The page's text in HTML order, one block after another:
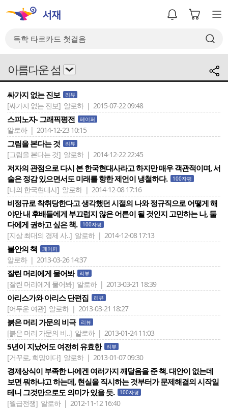
아름다운 섬
싸가지 없는 진보 리뷰
[싸가지 없는 진보] 알로하 | 2015-07-22 09:48
스피노자- 그래픽평전 페이퍼
알로하 | 2014-12-23 10:15
그림을 본다는 것 리뷰
[그림을 본다는 것] 알로하 | 2014-12-22 22:45
저자의 관점으로 다시 본 한국현대사라고 하지만 매우 객관적이며, 서
술은 정감 있으면서도 미래를 향한 제언이 냉철하다.
100자평
[나의 한국현대사] 알로하 | 2014-12-08 17:16
비정규로 착취당한다고 생각했던 시절의 나와 정규직으로 어떻게 해
야만 내 후배들에게 부끄럽지 않은 어른이 될 것인지 고민하는 나, 둘
다에게 권하고 싶은 책.
100자평
[지상 최대의 경제 사..] 알로하 | 2014-12-08 17:13
불안의 책 페이퍼
알로하 | 2013-03-26 14:37
잘린 머리에게 물어봐 리뷰
[잘린 머리에게 물어봐] 알로하 | 2013-03-21 18:39
아리스가와 아리스 단편집 리뷰
[어두운 여관] 알로하 | 2013-03-21 18:27
붉은 머리 가문의 비극 리뷰
[붉은 머리 가문의 비..] 알로하 | 2013-01-24 11:03
5년이 지났어도 여전히 유효한 리뷰
[거꾸로, 희망이다] 알로하 | 2013-01-07 09:30
경제상식이 부족한 나에겐 여러가지 깨달음을 준 책. 대안이 없는데
보면 뭐하냐고 하는데, 현실을 직시하는 것부터가 문제해결의 시작일
테니 그것만으로도 의미가 있을 듯.
100자평
[월급전쟁] 알로하 | 2012-11-12 16:40